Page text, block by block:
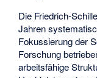
Die Friedrich-
Jahren
Fokussierung der
Forschung
arbeitsfähige